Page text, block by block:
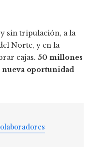
sin tripulación, a la
Norte, y en la
cajas. 50 millones
nueva oportunidad